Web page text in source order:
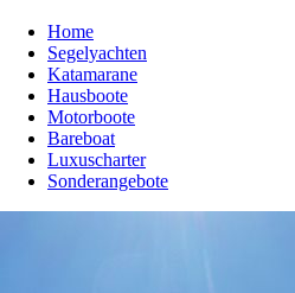
Home
Segelyachten
Katamarane
Hausboote
Motorboote
Bareboat
Luxuscharter
Sonderangebote